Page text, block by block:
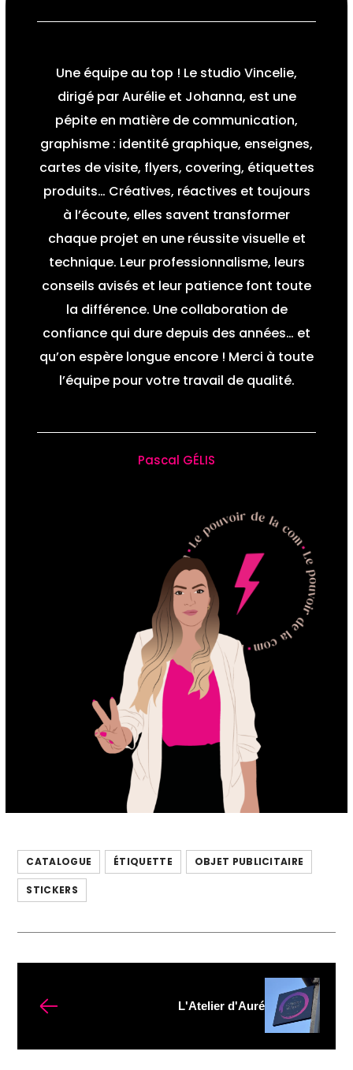
Une équipe au top ! Le studio Vincelie,
dirigé par Aurélie et Johanna, est une
pépite en matière de communication,
graphisme : identité graphique, enseignes,
cartes de visite, flyers, covering, étiquettes
produits… Créatives, réactives et toujours
à l’écoute, elles savent transformer
chaque projet en une réussite visuelle et
technique. Leur professionnalisme, leurs
conseils avisés et leur patience font toute
la différence. Une collaboration de
confiance qui dure depuis des années… et
qu’on espère longue encore ! Merci à toute
l’équipe pour votre travail de qualité.
Pascal GÉLIS
CATALOGUE ÉTIQUETTE OBJET PUBLICITAIRE
STICKERS
L'Atelier d'Auré